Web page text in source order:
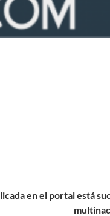
en el portal está